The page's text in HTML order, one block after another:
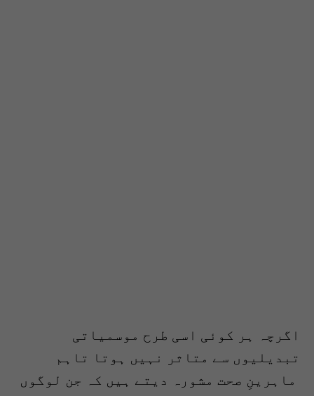
اگرچہ ہر کوئی اسی طرح موسمیاتی
تبدیلیوں سے متاثر نہیں ہوتا تاہم
ماہرینِ صحت مشورہ دیتے ہیں کہ جن لوگوں